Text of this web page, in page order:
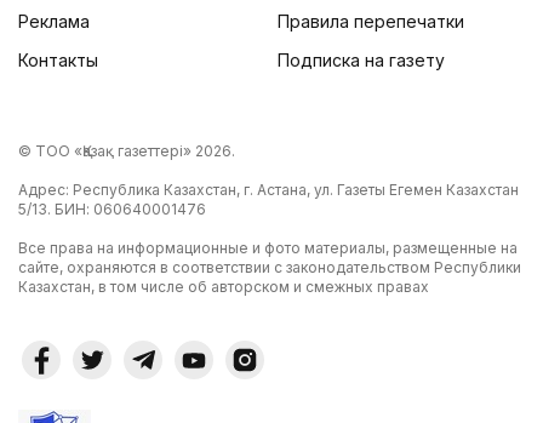
Реклама
Контакты
Правила перепечатки
Подписка на газету
© ТОО «Қазақ газеттері» 2026.
Адрес: Республика Казахстан, г. Астана, ул. Газеты Егемен Казахстан
5/13. БИН: 060640001476
Все права на информационные и фото материалы, размещенные на
сайте, охраняются в соответствии с законодательством Республики
Казахстан, в том числе об авторском и смежных правах